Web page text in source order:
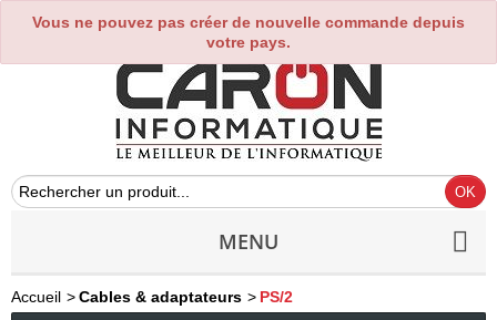
Vous ne pouvez pas créer de nouvelle commande depuis
votre pays.
0
MENU
Accueil >Cables & adaptateurs > PS/2